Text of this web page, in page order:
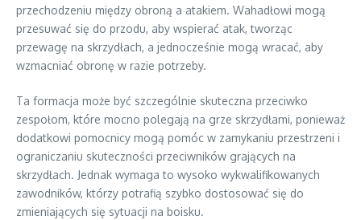
przechodzeniu między obroną a atakiem. Wahadłowi mogą
przesuwać się do przodu, aby wspierać atak, tworząc
przewagę na skrzydłach, a jednocześnie mogą wracać, aby
wzmacniać obronę w razie potrzeby.
Ta formacja może być szczególnie skuteczna przeciwko
zespołom, które mocno polegają na grze skrzydłami, ponieważ
dodatkowi pomocnicy mogą pomóc w zamykaniu przestrzeni i
ograniczaniu skuteczności przeciwników grających na
skrzydłach. Jednak wymaga to wysoko wykwalifikowanych
zawodników, którzy potrafią szybko dostosować się do
zmieniających się sytuacji na boisku.